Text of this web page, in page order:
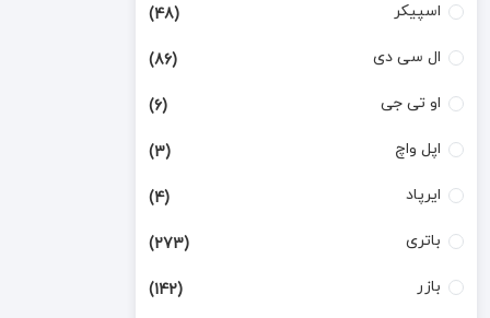
اسپیکر (48)
ال سی دی (86)
او تی جی (6)
اپل واچ (3)
ایرپاد (4)
باتری (273)
بازر (142)